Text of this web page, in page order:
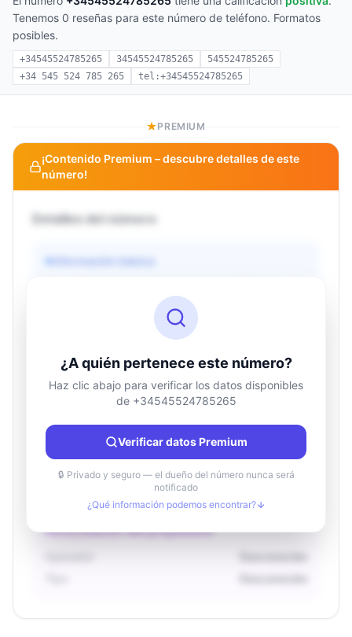
Tenemos 0 reseñas para este número de teléfono. Formatos
posibles.
+34545524785265 34545524785265
545524785265
+34 545 524 785 265
tel:+34545524785265
PREMIUM
¡Contenido Premium – descubre detalles de este
número!
Detalles del número
Información básica
Información de ubicación
País
Desconocido
Ciudad
Desconocido
Región
Desconocido
Información del propietario
¿A quién pertenece este número?
Haz clic abajo para verificar los datos disponibles
de +34545524785265
Verificar datos Premium
🔒 Privado y seguro — el dueño del número nunca será
notificado
¿Qué información podemos encontrar?